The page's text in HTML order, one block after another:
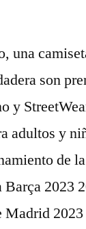
una
son
y
adultos y
de
2023